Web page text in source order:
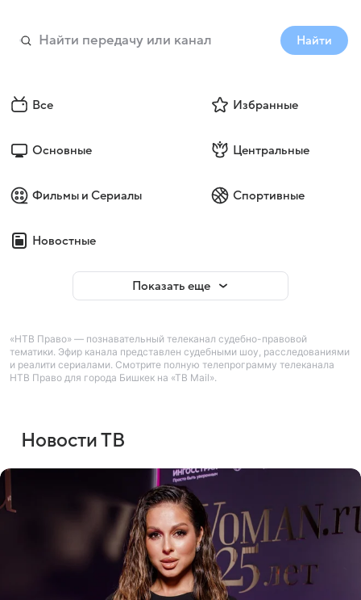
Найти
Все Избранные
Основные Центральные
Фильмы и Сериалы Спортивные
Новостные
Показать еще
«НТВ Право» — познавательный телеканал судебно-правовой
тематики. Эфир канала представлен судебными шоу, расследованиями
и реалити сериалами. Смотрите полную телепрограмму телеканала
НТВ Право для города Бишкек на «ТВ Mail».
Новости ТВ